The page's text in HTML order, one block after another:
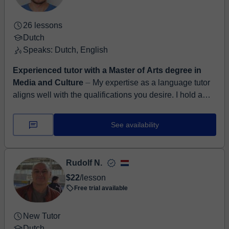
toepassen in het dagelijks leven of op je werk. 💡
Tegelijkertijd leg ik sterk de nadruk op duidelijkheid en
structuur. De lessen zijn altijd betekenisvol zodat wat je
leert ook bruikbaar is in je dagelijkse leven. 💪🏽 In de
loop der jaren heb ik veel studenten succesvol
geholpen bij het behalen van hun examens en het
bereiken van hun persoonlijke en professionele doelen
in het Nederlands.
26 lessons
Dutch
Speaks: Dutch, English
Experienced tutor with a Master of Arts degree in
Media and Culture ⏤ My expertise as a language tutor
aligns well with the qualifications you desire. I hold a
and a ...
See availability
Rudolf N.
$22/lesson
Free trial available
New Tutor